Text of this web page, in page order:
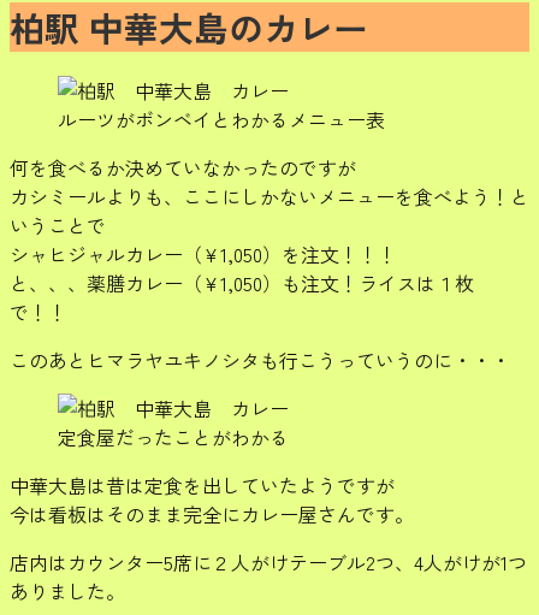
柏駅 中華大島のカレー
ルーツがボンベイとわかるメニュー表
何を食べるか決めていなかったのですが
カシミールよりも、ここにしかないメニューを食べよう！と
いうことで
シャヒジャルカレー（¥1,050）を注文！！！
と、、、薬膳カレー（¥1,050）も注文！ライスは１枚
で！！
このあとヒマラヤユキノシタも行こうっていうのに・・・
定食屋だったことがわかる
中華大島は昔は定食を出していたようですが
今は看板はそのまま完全にカレー屋さんです。
店内はカウンター5席に２人がけテーブル2つ、4人がけが1つ
ありました。